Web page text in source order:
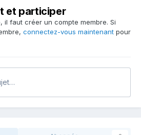
et participer
il faut créer un compte membre. Si
connectez-vous maintenant pour